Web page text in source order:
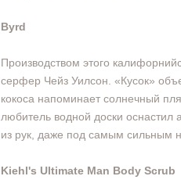
Byrd
Производством этого
серфер Чейз Уилсон. «Кусок»
кокоса напоминает солнечный
любитель водной доски оснастил
из рук, даже под самым сильным
Kiehl's Ultimate Man Body Scrub